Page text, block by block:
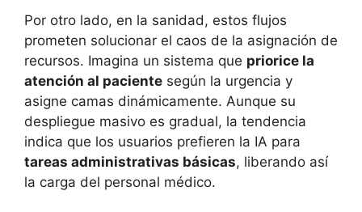
Por otro lado, en la sanidad, estos flujos
prometen solucionar el caos de la asignación de
recursos. Imagina un sistema que priorice la
atención al paciente según la urgencia y
asigne camas dinámicamente. Aunque su
despliegue masivo es gradual, la tendencia
indica que los usuarios prefieren la IA para
tareas administrativas básicas, liberando así
la carga del personal médico.